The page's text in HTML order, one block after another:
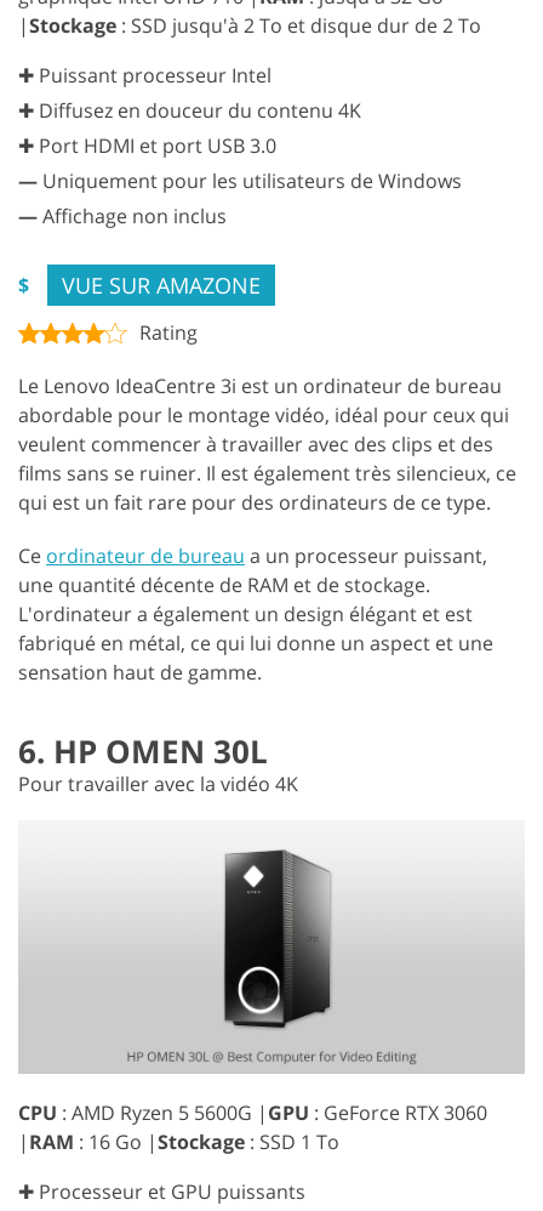
|Stockage : SSD jusqu'à 2 To et disque dur de 2 To
✚ Puissant processeur Intel
✚ Diffusez en douceur du contenu 4K
✚ Port HDMI et port USB 3.0
— Uniquement pour les utilisateurs de Windows
—Affichage non inclus
$ VUE SUR AMAZONE
Rating
Le Lenovo IdeaCentre 3i est un ordinateur de bureau
abordable pour le montage vidéo, idéal pour ceux qui
veulent commencer à travailler avec des clips et des
films sans se ruiner. Il est également très silencieux, ce
qui est un fait rare pour des ordinateurs de ce type.
Ce ordinateur de bureau a un processeur puissant,
une quantité décente de RAM et de stockage.
L'ordinateur a également un design élégant et est
fabriqué en métal, ce qui lui donne un aspect et une
sensation haut de gamme.
6. HP OMEN 30L
Pour travailler avec la vidéo 4K
CPU : AMD Ryzen 5 5600G | GPU : GeForce RTX 3060
| RAM : 16 Go |Stockage : SSD 1 To
✚ Processeur et GPU puissants